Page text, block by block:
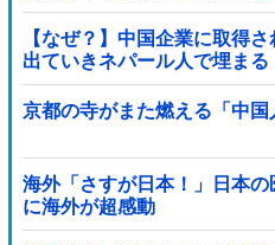
【なぜ？】中国企業に取得
出ていきネパール人で埋まる
京都の寺がまた燃える「中国
海外「さすが日本！」日本
に海外が超感動